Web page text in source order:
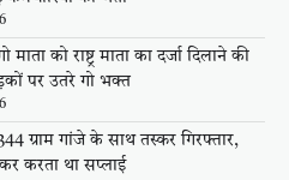
माता को राष्ट्र माता का दर्जा दिलाने की
पर उतरे गो भक्त
ग्राम गांजे के साथ तस्कर गिरफ्तार,
करता था सप्लाई